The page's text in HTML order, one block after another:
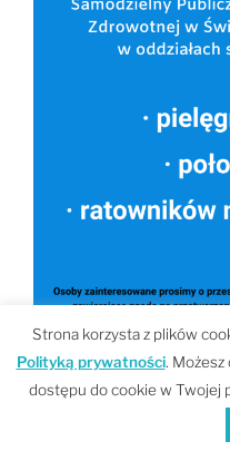
Strona korzysta z plików
Polityką prywatności.
dostępu do cookie w Twojej